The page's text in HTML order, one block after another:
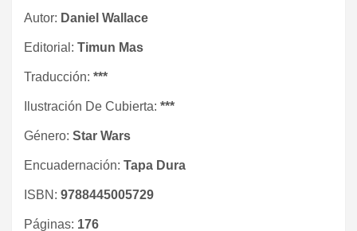
Autor: Daniel Wallace
Editorial: Timun Mas
Traducción: ***
Ilustración De Cubierta: ***
Género: Star Wars
Encuadernación: Tapa Dura
ISBN: 9788445005729
Páginas: 176